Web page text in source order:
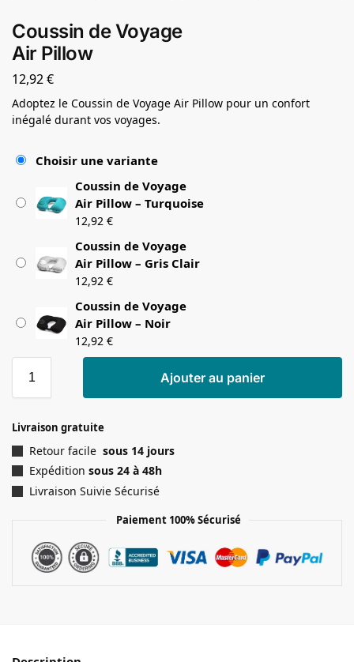
Coussin de Voyage
Air Pillow
12,92€
Adoptez le Coussin de Voyage Air Pillow pour un confort
inégalé durant vos voyages.
Choisir une variante
Coussin de Voyage
Air Pillow – Turquoise
12,92 €
Coussin de Voyage
Air Pillow – Gris Clair
12,92 €
Coussin de Voyage
Air Pillow – Noir
12,92 €
Ajouter au panier
Livraison gratuite
Retour facile sous 14 jours
Expédition sous 24 à 48h
Livraison Suivie Sécurisé
Paiement 100% Sécurisé